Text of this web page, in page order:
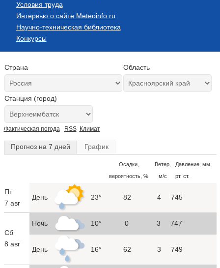
Условия труда
Интервью о сайте Meteoinfo.ru
Научно-техническая библиотека
Конкурсы
Страна Область
Станция (город)
Фактическая погода RSS Климат
Прогноз на 7 дней График
Осадки,
вероятность, %
Ветер,
м/с
Давление, мм
рт. ст.
Пт
7 авг
День 23° 82 4 745
Сб
8 авг
Ночь 10° 0 3 747
День 16° 62 3 749